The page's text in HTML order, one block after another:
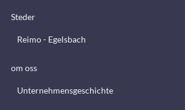
Steder
Reimo - Egelsbach
om oss
Unternehmensgeschichte